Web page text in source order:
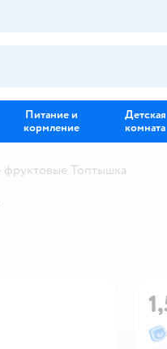
Питание и
кормление
Детская
комната
Топтышка